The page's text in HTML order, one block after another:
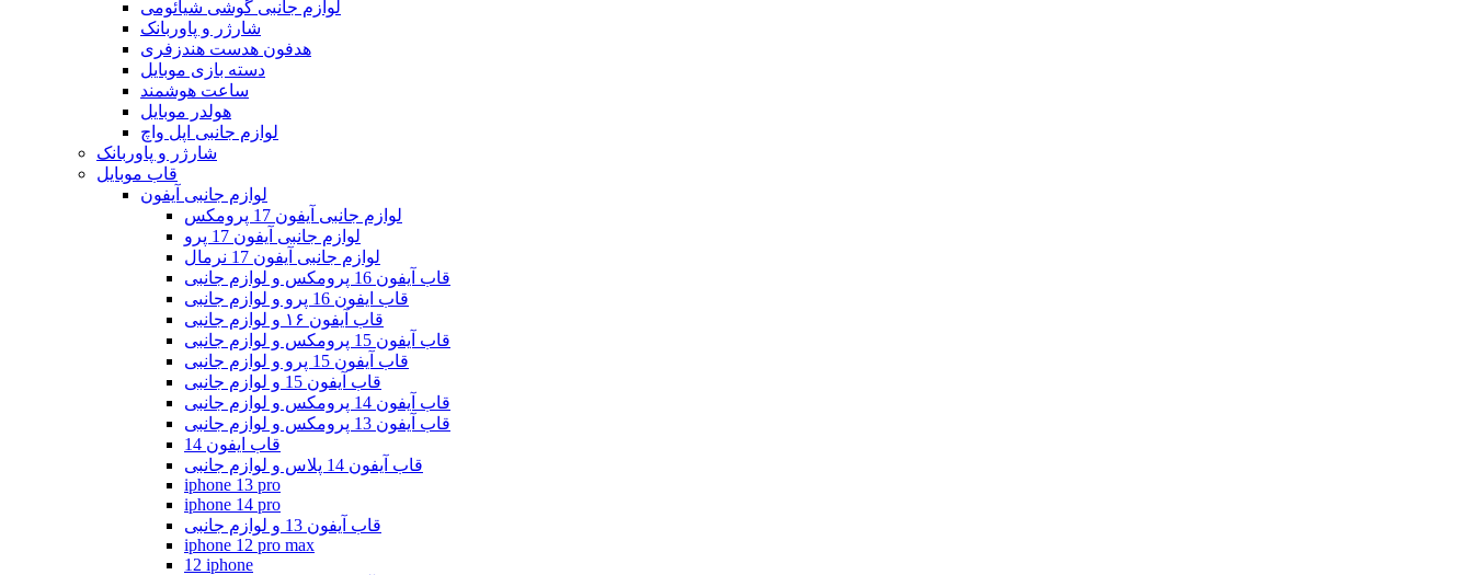
لوازم جانبی گوشی شیائومی
شارژر و پاوربانک
هدفون هدست هندزفری
دسته بازی موبایل
ساعت هوشمند
هولدر موبایل
لوازم جانبی اپل واچ
شارژر و پاوربانک
قاب موبایل
لوازم جانبی آیفون
لوازم جانبی آیفون 17 پرومکس
لوازم جانبی آیفون 17 پرو
لوازم جانبی آیفون 17 نرمال
قاب آیفون 16 پرومکس و لوازم جانبی
قاب ایفون 16 پرو و لوازم جانبی
قاب آیفون ۱۶ و لوازم جانبی
قاب آیفون 15 پرومکس و لوازم جانبی
قاب آیفون 15 پرو و لوازم جانبی
قاب آیفون 15 و لوازم جانبی
قاب آیفون 14 پرومکس و لوازم جانبی
قاب آیفون 13 پرومکس و لوازم جانبی
قاب ایفون 14
قاب آیفون 14 پلاس و لوازم جانبی
iphone 13 pro
iphone 14 pro
قاب آیفون 13 و لوازم جانبی
iphone 12 pro max
12 iphone